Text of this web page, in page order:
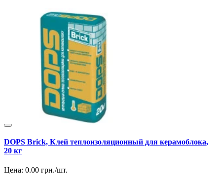
DOPS Brick, Клей теплоизоляционный для керамоблока,
20 кг
Цена: 0.00 грн./шт.